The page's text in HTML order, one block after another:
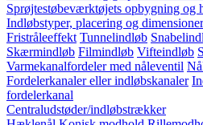
Sprøjtestøbeværktøjets opbygning og
Indløbstyper, placering og
Fristråleeffekt Tunnelindløb
Skærmindløb Filmindløb Vifteindløb
Varmekanalfordeler med nåleventil
Fordelerkanaler eller indløbskanaler
fordelerkanal
Centraludstøder/indløbstrækker